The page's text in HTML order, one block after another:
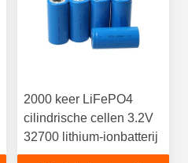
2000 keer LiFePO4
cilindrische cellen 3.2V
32700 lithium-ionbatterij